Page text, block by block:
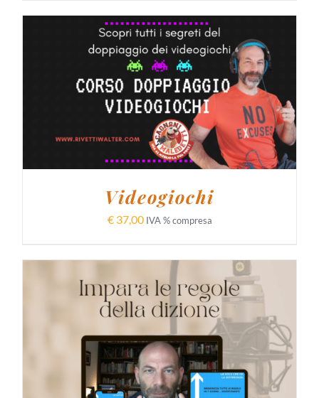
AGGIUNGI AL CARRELLO / DETTAGLI
Videogiochi
€37,00 IVA % compresa
AGGIUNGI AL CARRELLO / DETTAGLI